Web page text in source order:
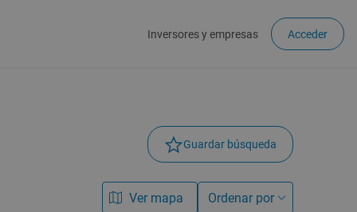
Inversores y empresas Acceder
Guardar búsqueda
Ver mapa Ordenar por